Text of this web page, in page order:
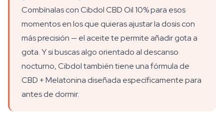
Combínalas con Cibdol CBD Oil 10% para esos
momentos en los que quieras ajustar la dosis con
más precisión — el aceite te permite añadir gota a
gota. Y si buscas algo orientado al descanso
nocturno, Cibdol también tiene una fórmula de
CBD + Melatonina diseñada específicamente para
antes de dormir.